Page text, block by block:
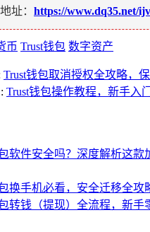
址： https://www.dq35.net/
币 Trust钱包 数字资产
Trust钱包取消授权全攻略，
: Trust钱包操作教程，新手入
软件安全吗？深度解析这款
换手机必看，安全迁移全攻
转钱（提现）全流程，新手